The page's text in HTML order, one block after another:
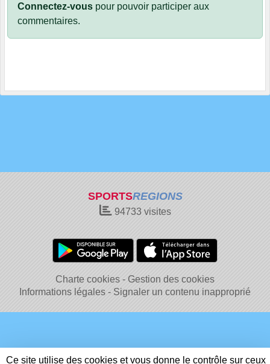
Connectez-vous pour pouvoir participer aux
commentaires.
SPORTSREGIONS
94733visites
Charte cookies
Gestion des cookies
Informations légales
Signaler un contenu inapproprié
Ce site utilise des cookies et vous donne le contrôle sur ceux